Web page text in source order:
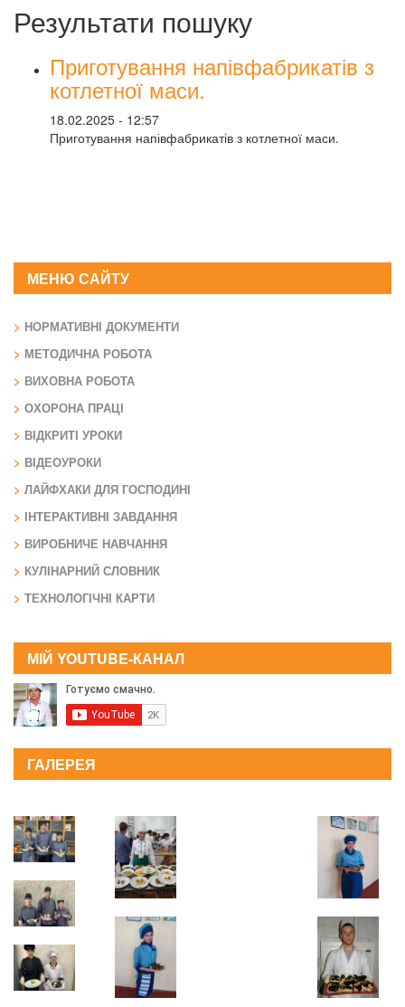
Результати пошуку
Приготування напівфабрикатів з
котлетної маси.
18.02.2025 - 12:57
Приготування напівфабрикатів з котлетної маси.
МЕНЮ САЙТУ
НОРМАТИВНІ ДОКУМЕНТИ
МЕТОДИЧНА РОБОТА
ВИХОВНА РОБОТА
ОХОРОНА ПРАЦІ
ВІДКРИТІ УРОКИ
ВІДЕОУРОКИ
ЛАЙФХАКИ ДЛЯ ГОСПОДИНІ
ІНТЕРАКТИВНІ ЗАВДАННЯ
ВИРОБНИЧЕ НАВЧАННЯ
КУЛІНАРНИЙ СЛОВНИК
ТЕХНОЛОГІЧНІ КАРТИ
МІЙ YOUTUBE-КАНАЛ
ГАЛЕРЕЯ